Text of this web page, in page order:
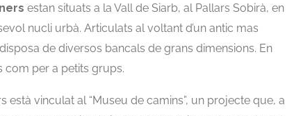
estan situats a la Vall de Siarb, al Pallars Sobirà, en
nucli urbà. Articulats al voltant d’un antic mas
de diversos bancals de grans dimensions. En
com per a petits grups.
està vinculat al “Museu de camins”, un projecte que, a